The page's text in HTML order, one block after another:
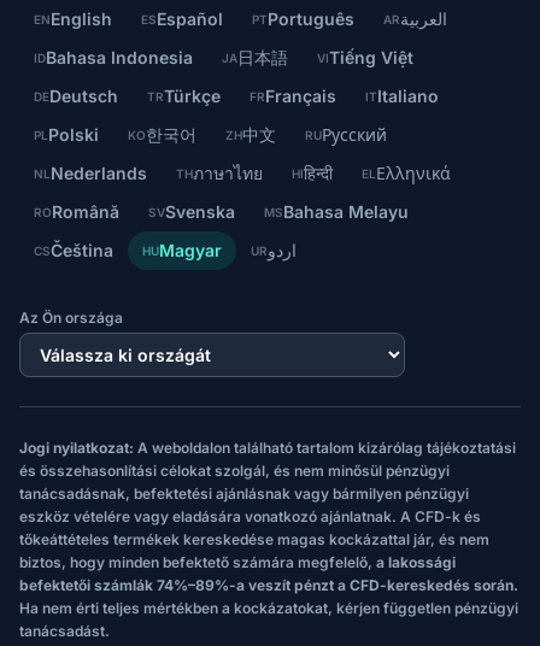
ENEnglish ESEspañol PTPortuguês ARالعربية
IDBahasa Indonesia JA日本語 VITiếng Việt
DEDeutsch TRTürkçe FRFrançais ITItaliano
PL Polski KO한국어 ZH中文 RUРусский
NL Nederlands THภาษาไทย HIहिन्दी EL Ελληνικά
RORomână SVSvenska MSBahasa Melayu
CSČeština HUMagyar URاردو
Az Ön országa
Jogi nyilatkozat: A weboldalon található tartalom kizárólag tájékoztatási
és összehasonlítási célokat szolgál, és nem minősül pénzügyi
tanácsadásnak, befektetési ajánlásnak vagy bármilyen pénzügyi
eszköz vételére vagy eladására vonatkozó ajánlatnak. A CFD-k és
tőkeáttételes termékek kereskedése magas kockázattal jár, és nem
biztos, hogy minden befektető számára megfelelő, a lakossági
befektetői számlák 74%–89%-a veszít pénzt a CFD-kereskedés során.
Ha nem érti teljes mértékben a kockázatokat, kérjen független pénzügyi
tanácsadást.